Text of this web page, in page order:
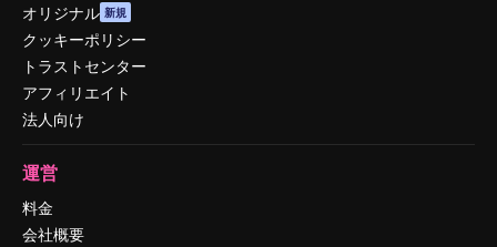
オリジナル 新規
クッキーポリシー
トラストセンター
アフィリエイト
法人向け
運営
料金
会社概要